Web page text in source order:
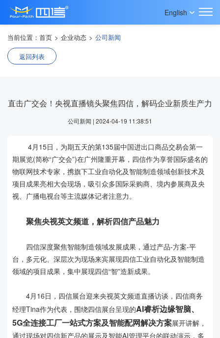
English
当前位置： 首页 > 企业动态 > 公司新闻
返回列表
直击广交会！央视直播镜头聚焦四信，解码企业新质生产力
公司新闻 | 2024-04-19 11:38:51
4月15日，为期五天的第135届中国进出口商品交易会第一
期展览(简称“广交会”)在广州隆重开幕，四信作为享誉国际盛名的
物联网技术专家，携旗下工业自动化及智能制造领域创新技术及
项目成果亮相大会现场，吸引众多国际采购商、境内参展商及央
视、广播电视台等主流媒体记者注意力。
聚焦央视英文频道，解析四信产品魅力
四信深度聚焦智能制造领域发展成果，通过产品-方案-平
台，多元化、深层次为现场来宾展现四信工业自动化及智能制造
领域的项目成果，集中展现四信“智”造新成果。
4月16日，四信展台迎来央视英文频道直播访谈，四信商务
经理Tina作为代表，围绕四信展台呈现的AI睿析边缘智脑、
5G全连接工厂一站式方案及智能配网解决方案展开讲解，
通过现场对四信新产品的展示及智能AI管理平台的联动演示，多